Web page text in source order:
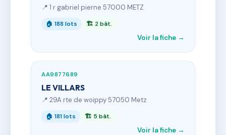
📍 1 r gabriel pierne 57000 METZ
🏠 188 lots 🏗 2 bât.
Voir la fiche →
AA9877689
LE VILLARS
📍 29A rte de woippy 57050 Metz
🏠 181 lots 🏗 5 bât.
Voir la fiche →